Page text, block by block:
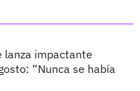
lanza impactante
“Nunca se había